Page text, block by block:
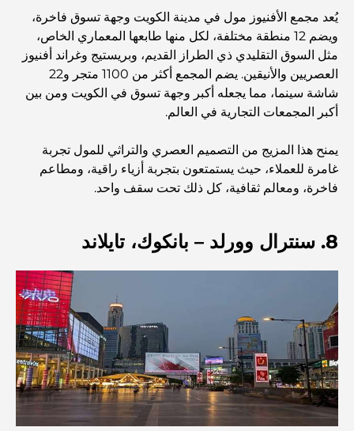
أغلى ماركات البدلات التي تُعرّف مفهوم الخياطة الفاخرة
مطاعم شاطئ J1: وجهة دبي الجديدة لتناول الطعام الفاخر
أغلى ساعات رولكس التي بيعت على الإطلاق
حضانة أطفال في دبي هيلز: دليل للآباء
أفضل المقاهي في وسط مدينة دبي: دليل شامل لعشاق القهوة
أغلى سيارات مرسيدس التي تم تصنيعها على الإطلاق
الانتقال إلى دبي من أستراليا: دليل شامل للانتقال
يُعد مجمع الأفنيوز مول في مدينة الكويت وجهة تسوق فاخرة،
ويضم 12 منطقة مختلفة، لكل منها طابعها المعماري الخاص،
مثل السوق التقليدي ذي الطراز القديم، وبريستيج وغراند أفنيوز
العصريين والأنيقين. يضم المجمع أكثر من 1100 متجر و22
شاشة سينما، مما يجعله أكبر وجهة تسوق في الكويت ومن بين
أكبر المجمعات التجارية في العالم.
يمنح هذا المزيج من التصميم العصري والتراثي للمول تجربة
غامرة للعملاء، حيث يستمتعون بتجربة أزياء راقية، ومطاعم
فاخرة، ومعالم ثقافية، كل ذلك تحت سقف واحد.
8. سنترال وورلد – بانكوك، تايلاند